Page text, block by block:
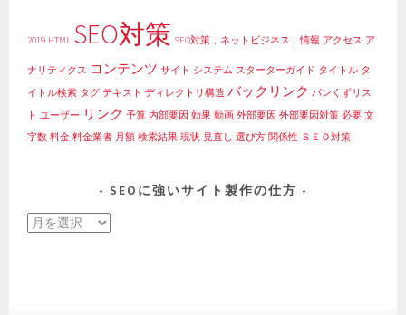
2019 HTML SEO対策 SEO対策，ネットビジネス，情報 アクセス ア
ナリティクス コンテンツ サイト システム スターターガイド タイトル タ
イトル検索 タグ テキスト ディレクトリ構造 バックリンク パンくずリス
ト ユーザー リンク 予算 内部要因 効果 動画 外部要因 外部要因対策 必要 文
字数 料金 料金業者 月額 検索結果 現状 見直し 選び方 関係性 ＳＥＯ対策
SEOに強いサイト製作の仕方
SEO